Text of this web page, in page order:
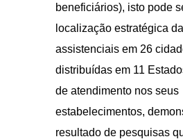
beneficiários), isto pode
localização estratégica
assistenciais em 26
distribuídas em 11
de atendimento nos seus
estabelecimentos,
resultado de pesquisas